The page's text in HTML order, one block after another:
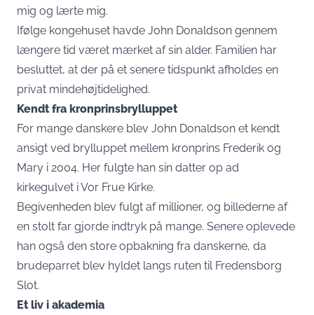
mig og lærte mig.
Ifølge kongehuset havde John Donaldson gennem
længere tid været mærket af sin alder. Familien har
besluttet, at der på et senere tidspunkt afholdes en
privat mindehøjtidelighed.
Kendt fra kronprinsbrylluppet
For mange danskere blev John Donaldson et kendt
ansigt ved brylluppet mellem kronprins Frederik og
Mary i 2004. Her fulgte han sin datter op ad
kirkegulvet i Vor Frue Kirke.
Begivenheden blev fulgt af millioner, og billederne af
en stolt far gjorde indtryk på mange. Senere oplevede
han også den store opbakning fra danskerne, da
brudeparret blev hyldet langs ruten til Fredensborg
Slot.
Et liv i akademia